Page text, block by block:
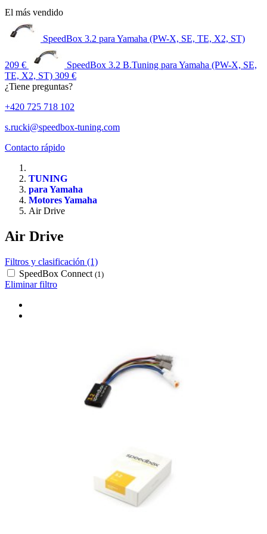
El más vendido
SpeedBox 3.2 para Yamaha (PW-X, SE, TE, X2, ST)
209 €
SpeedBox 3.2 B.Tuning para Yamaha (PW-X, SE,
TE, X2, ST) 309 €
¿Tiene preguntas?
+420 725 718 102
s.rucki@speedbox-tuning.com
Contacto rápido
TUNING
para Yamaha
Motores Yamaha
Air Drive
Air Drive
Filtros y clasificación (1)
SpeedBox Connect (1)
Eliminar filtro